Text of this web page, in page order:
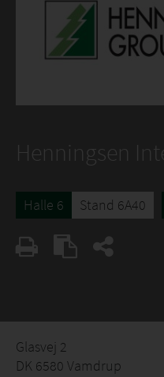
Henningsen
Halle 6 Stand 6A40
Glasvej 2
DK 6580 Vamdrup